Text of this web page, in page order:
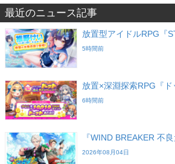
最近のニュース記事
放置型アイドルRPG『
5時間前
放置×深淵探索RPG『
6時間前
『WIND BREAKER 不
2026年08月04日